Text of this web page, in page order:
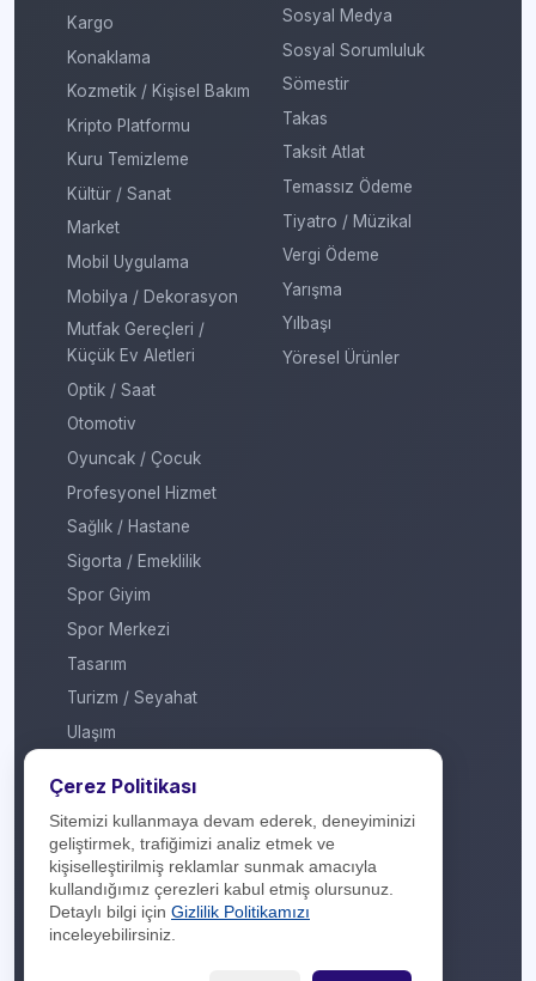
Kargo
Konaklama
Kozmetik / Kişisel Bakım
Kripto Platformu
Kuru Temizleme
Kültür / Sanat
Market
Mobil Uygulama
Mobilya / Dekorasyon
Mutfak Gereçleri /
Küçük Ev Aletleri
Optik / Saat
Otomotiv
Oyuncak / Çocuk
Profesyonel Hizmet
Sağlık / Hastane
Sigorta / Emeklilik
Spor Giyim
Spor Merkezi
Tasarım
Turizm / Seyahat
Ulaşım
Yurt Dışı / Duty Free
Sosyal Medya
Sosyal Sorumluluk
Sömestir
Takas
Taksit Atlat
Temassız Ödeme
Tiyatro / Müzikal
Vergi Ödeme
Yarışma
Yılbaşı
Yöresel Ürünler
Hakkımızda
İletişim
Çerez Politikası
Sitemizi kullanmaya devam ederek, deneyiminizi
geliştirmek, trafiğimizi analiz etmek ve
kişiselleştirilmiş reklamlar sunmak amacıyla
kullandığımız çerezleri kabul etmiş olursunuz.
Detaylı bilgi için Gizlilik Politikamızı
inceleyebilirsiniz.